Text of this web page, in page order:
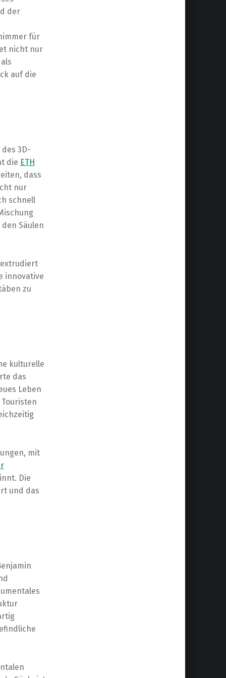
der
für
nicht nur
auf die
3D-
die ETH
dass
nur
schnell
Säulen
extrudiert
innovative
zu
kulturelle
das
Leben
mit
Die
und das